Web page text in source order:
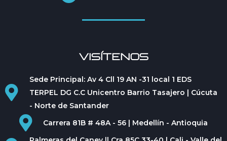
VISÍTENOS
Sede Principal: Av 4 Cll 19 AN -31 local 1 EDS
TERPEL DG C.C Unicentro Barrio Tasajero | Cúcuta
- Norte de Santander
Carrera 81B # 48A - 56 | Medellín - Antioquia